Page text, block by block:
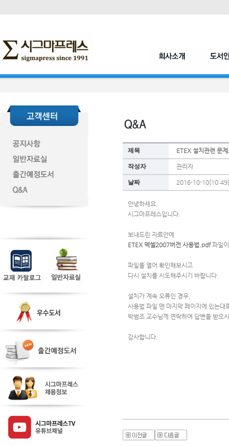
제목 ETEX 설치관련 문
작성자 관리자
날짜 2016-10-10[10:49]
안녕하세요.
시그마프레스입니다.
보내드린 자료안에
ETEX 엑셀2007버전 사용법.pdf 파일
파일을 열어 확인해보시고
다시 설치를 시도해주시기 바랍니다.
설치가 계속 오류인 경우,
사용법 파일 맨 마지막 페이지에 있는대
박범조 교수님께 연락하여 답변을 받으
감사합니다.